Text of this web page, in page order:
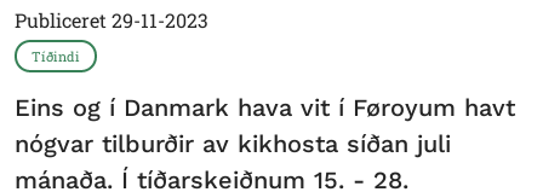
Publiceret 29-11-2023
Tíðindi
Eins og í Danmark hava vit í Føroyum havt
nógvar tilburðir av kikhosta síðan juli
mánaða. Í tíðarskeiðnum 15. - 28.